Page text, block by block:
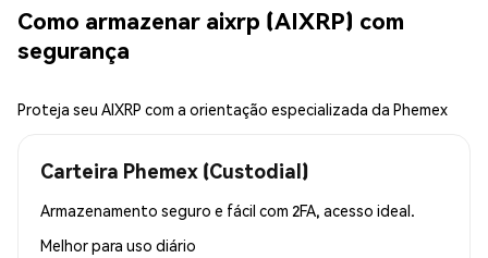
Como armazenar aixrp (AIXRP) com
segurança
Proteja seu AIXRP com a orientação especializada da Phemex
Carteira Phemex (Custodial)
Armazenamento seguro e fácil com 2FA, acesso ideal.
Melhor para uso diário